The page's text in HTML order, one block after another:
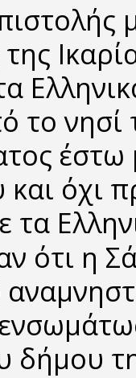
το νησί
όχι
τα
ότι η
δήμου